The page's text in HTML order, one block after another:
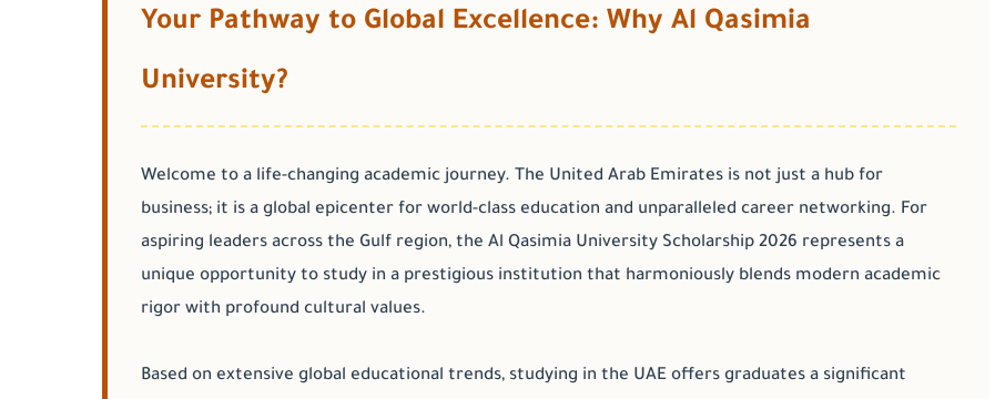
Your Pathway to Global Excellence: Why Al Qasimia
University?
Welcome to a life-changing academic journey. The United Arab Emirates is not just a hub for
business; it is a global epicenter for world-class education and unparalleled career networking. For
aspiring leaders across the Gulf region, the Al Qasimia University Scholarship 2026 represents a
unique opportunity to study in a prestigious institution that harmoniously blends modern academic
rigor with profound cultural values.
Based on extensive global educational trends, studying in the UAE offers graduates a significant